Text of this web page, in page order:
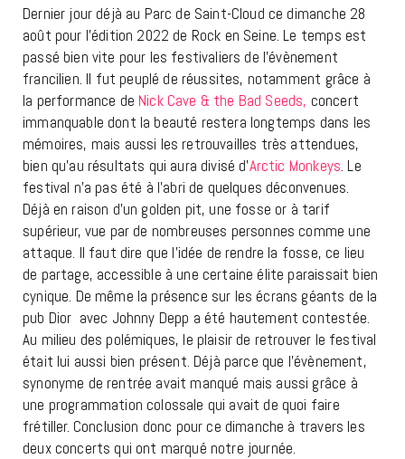
Dernier jour déjà au Parc de Saint-Cloud ce dimanche 28
août pour l’édition 2022 de Rock en Seine. Le temps est
passé bien vite pour les festivaliers de l’évènement
francilien. Il fut peuplé de réussites, notamment grâce à
la performance de Nick Cave & the Bad Seeds, concert
immanquable dont la beauté restera longtemps dans les
mémoires, mais aussi les retrouvailles très attendues,
bien qu’au résultats qui aura divisé d’Arctic Monkeys. Le
festival n’a pas été à l’abri de quelques déconvenues.
Déjà en raison d’un golden pit, une fosse or à tarif
supérieur, vue par de nombreuses personnes comme une
attaque. Il faut dire que l’idée de rendre la fosse, ce lieu
de partage, accessible à une certaine élite paraissait bien
cynique. De même la présence sur les écrans géants de la
pub Dior avec Johnny Depp a été hautement contestée.
Au milieu des polémiques, le plaisir de retrouver le festival
était lui aussi bien présent. Déjà parce que l’évènement,
synonyme de rentrée avait manqué mais aussi grâce à
une programmation colossale qui avait de quoi faire
frétiller. Conclusion donc pour ce dimanche à travers les
deux concerts qui ont marqué notre journée.